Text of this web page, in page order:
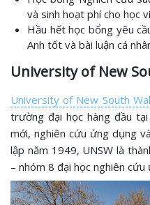
và sinh hoạt phí cho học
Hầu hết học bổng yêu
Anh tốt và bài luận cá
University of New
University of New South
trường đại học hàng đầu
mới, nghiên cứu ứng dụng
lập năm 1949, UNSW là
– nhóm 8 đại học nghiên